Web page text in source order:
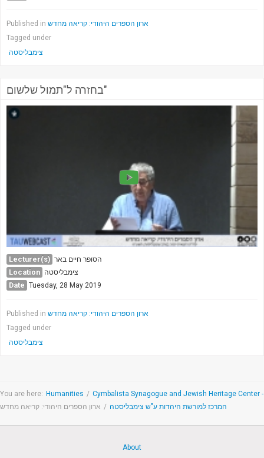
Published in ארון הספרים היהודי: קריאה מחדש
Tagged under
צימבליסטה
בחזרה ל"תמול שלשום"
Lecturer(s) הסופר חיים באר
Location צימבליסטה
Date Tuesday, 28 May 2019
Published in ארון הספרים היהודי: קריאה מחדש
Tagged under
צימבליסטה
You are here: Humanities / Cymbalista Synagogue and Jewish Heritage Center -
המרכז למורשת היהדות ע"ש צימבליסטה / ארון הספרים היהודי: קריאה מחדש
About